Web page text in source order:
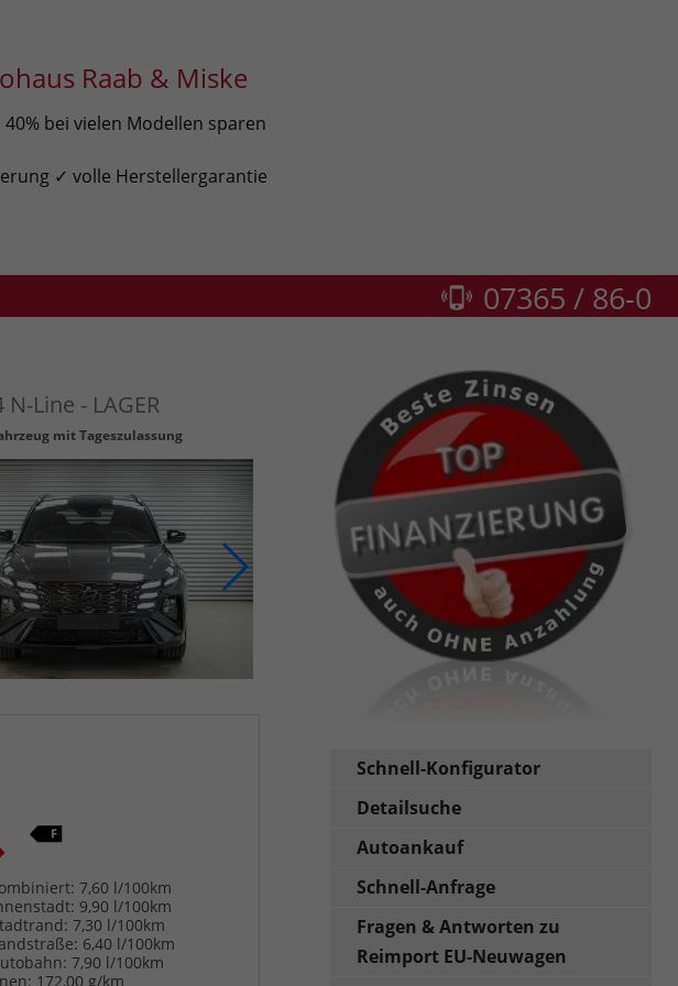
Raab & Miske
bei vielen Modellen sparen
✓ volle Herstellergarantie
07365 / 86-0
N-Line - LAGER
mit Tageszulassung
7,60 l/100km
9,90 l/100km
7,30 l/100km
6,40 l/100km
7,90 l/100km
172,00 g/km
Schnell-Konfigurator
Detailsuche
Autoankauf
Schnell-Anfrage
Fragen & Antworten zu
Reimport EU-Neuwagen